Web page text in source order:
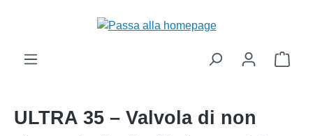
Il
ULTRA 35 – Valvola di non